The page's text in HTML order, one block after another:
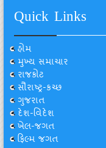
Quick Links
હોમ
મુખ્ય સમાચાર
રાજકોટ
સૌરાષ્ટ્ર-કચ્છ
ગુજરાત
દેશ-વિદેશ
ખેલ-જગત
ફિલ્મ જગત